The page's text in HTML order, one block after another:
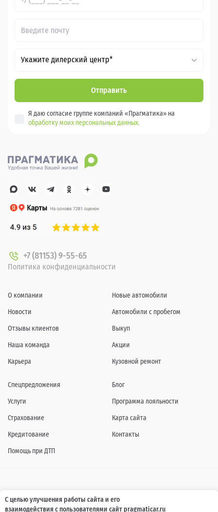
Укажите дилерский центр*
Отправить
Я даю согласие группе компаний «Прагматика» на
обработку моих персональных данных.
+7 (81153) 9-55-65
Политика конфиденциальности
О компании
Новости
Отзывы клиентов
Наша команда
Карьера
Новые автомобили
Автомобили с пробегом
Выкуп
Акции
Кузовной ремонт
Спецпредложения
Услуги
Страхование
Кредитование
Помощь при ДТП
Блог
Программа лояльности
Карта сайта
Контакты
Информация о технических характеристиках, составе комплектаций, цветовой
гамме и стоимости автомобилей, а также действующих акциях, сроках и условиях
С целью улучшения работы сайта и его
взаимодействия с пользователями сайт pragmaticar.ru